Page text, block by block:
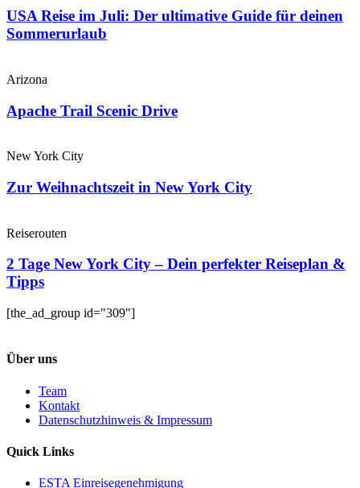
USA Reise im Juli: Der ultimative Guide für deinen
Sommerurlaub
Arizona
Apache Trail Scenic Drive
New York City
Zur Weihnachtszeit in New York City
Reiserouten
2 Tage New York City – Dein perfekter Reiseplan &
Tipps
[the_ad_group id="309"]
Über uns
Team
Kontakt
Datenschutzhinweis & Impressum
Quick Links
ESTA Einreisegenehmigung